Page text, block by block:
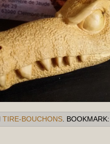
TIRE-BOUCHONS.